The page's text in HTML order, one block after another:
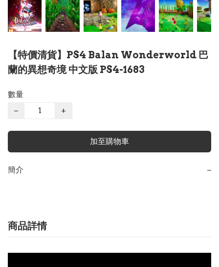
【特價清貨】PS4 Balan Wonderworld 巴
蘭的異想奇境 中文版 PS4-1683
數量
−
+
加至購物車
簡介 −
商品詳情